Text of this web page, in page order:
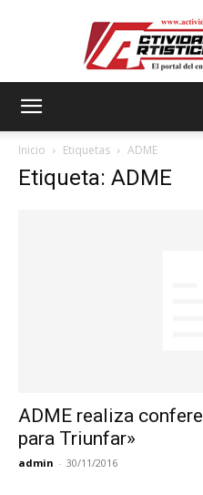
Inicio Etiquetas ADME
Etiqueta: ADME
ADME realiza
para Triunfar»
admin - 30/11/2016